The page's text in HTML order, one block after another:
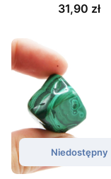
Cena
31,90 zł
Niedostępny